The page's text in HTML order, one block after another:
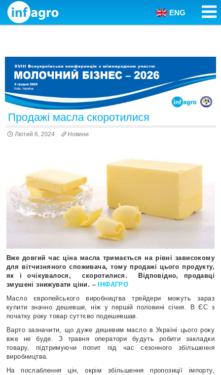
Skip to content
ENG
Продажі масла скоротилися
Лютий 6, 2024 Новини
Вже довгий час ціна масла тримається на рівні зависокому
для вітчизняного споживача, тому продажі цього продукту,
як і очікувалося,
скоротилися.
Відповідно, продавці
змушені знижувати ціни. –
ІНФАГРО
Масло європейського виробництва трейдери можуть зараз
купити значно дешевше, ніж у першій половині січня. В ЄС з
початку року товар суттєво подешевшав.
Варто зазначити, що дуже дешевим масло в Україні цього року
вже не буде. З травня оператори будуть робити закладки
товару, підтримуючи попит під час сезонного збільшення
виробництва.
На послаблення цін, окрім збільшення пропозиції імпорту,